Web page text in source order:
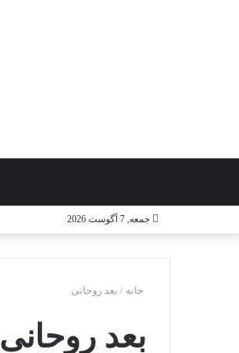
جمعه, 7 آگوست 2026
خانه / بعد روحانی
بعد روحانی